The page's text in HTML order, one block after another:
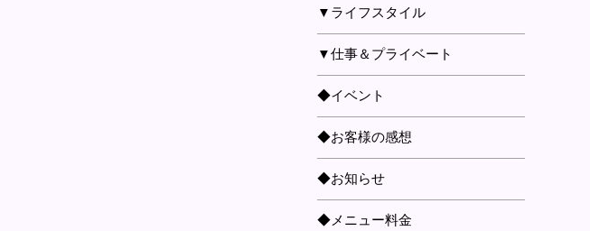
▼ライフスタイル
▼仕事＆プライベート
◆イベント
◆お客様の感想
◆お知らせ
◆メニュー料金